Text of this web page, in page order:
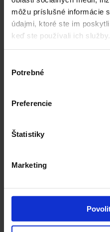
môžu príslušné informácie
údajmi, ktoré ste im
keď ste používali ich služby.
súhlasu
Potrebné
Preferencie
Štatistiky
Marketing
B2B marketing, alebo
špecifický segment
aktérmi sú firmy a
BUZZ